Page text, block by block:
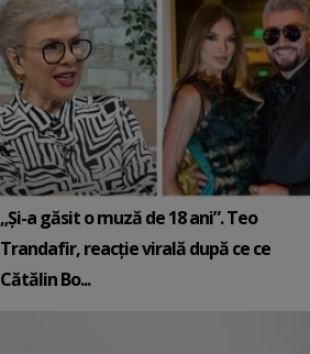
„Și-a găsit o muză de 18 ani”. Teo
Trandafir, reacție virală după ce ce
Cătălin Bo...